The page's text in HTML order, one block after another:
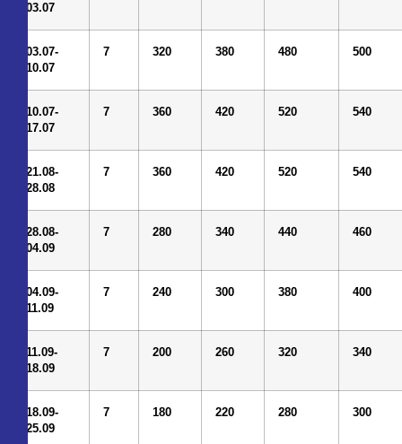
03.07
03.07-
10.07
7 320 380 480 500
10.07-
17.07
7 360 420 520 540
21.08-
28.08
7 360 420 520 540
28.08-
04.09
7 280 340 440 460
04.09-
11.09
7 240 300 380 400
11.09-
18.09
7 200 260 320 340
18.09-
25.09
7 180 220 280 300